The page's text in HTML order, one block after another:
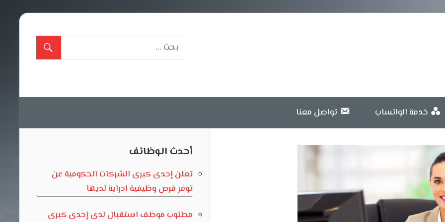
خدمة الواتساب تواصل معنا
أحدث الوظائف
تعلن إحدى كبرى الشركات الحكومبة عن
توفر فرص وظيفية ادراية لديها
مطلوب موظف استقبال لدى إحدى كبرى